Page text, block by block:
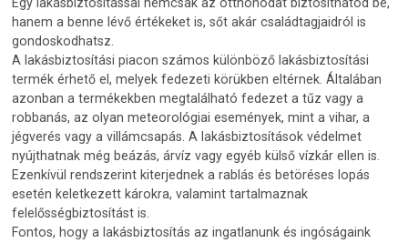
Egy lakásbiztosítással nemcsak az otthonodat biztosíthatod be,
hanem a benne lévő értékeket is, sőt akár családtagjaidról is
gondoskodhatsz.
A lakásbiztosítási piacon számos különböző lakásbiztosítási
termék érhető el, melyek fedezeti körükben eltérnek. Általában
azonban a termékekben megtalálható fedezet a tűz vagy a
robbanás, az olyan meteorológiai események, mint a vihar, a
jégverés vagy a villámcsapás. A lakásbiztosítások védelmet
nyújthatnak még beázás, árvíz vagy egyéb külső vízkár ellen is.
Ezenkívül rendszerint kiterjednek a rablás és betöréses lopás
esetén keletkezett károkra, valamint tartalmaznak
felelősségbiztosítást is.
Fontos, hogy a lakásbiztosítás az ingatlanunk és ingóságaink